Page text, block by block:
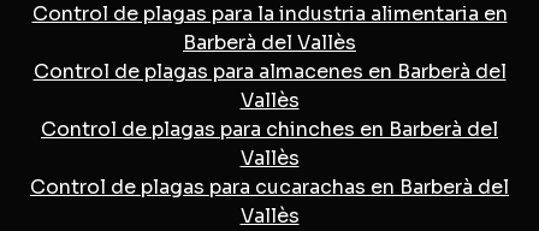
Control de plagas para la industria alimentaria en
Barberà del Vallès
Control de plagas para almacenes en Barberà del
Vallès
Control de plagas para chinches en Barberà del
Vallès
Control de plagas para cucarachas en Barberà del
Vallès